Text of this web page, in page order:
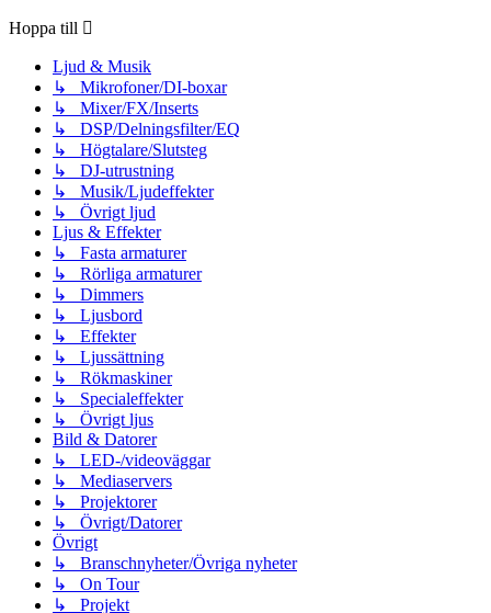
Hoppa till
Ljud & Musik
↳ Mikrofoner/DI-boxar
↳ Mixer/FX/Inserts
↳ DSP/Delningsfilter/EQ
↳ Högtalare/Slutsteg
↳ DJ-utrustning
↳ Musik/Ljudeffekter
↳ Övrigt ljud
Ljus & Effekter
↳ Fasta armaturer
↳ Rörliga armaturer
↳ Dimmers
↳ Ljusbord
↳ Effekter
↳ Ljussättning
↳ Rökmaskiner
↳ Specialeffekter
↳ Övrigt ljus
Bild & Datorer
↳ LED-/videoväggar
↳ Mediaservers
↳ Projektorer
↳ Övrigt/Datorer
Övrigt
↳ Branschnyheter/Övriga nyheter
↳ On Tour
↳ Projekt